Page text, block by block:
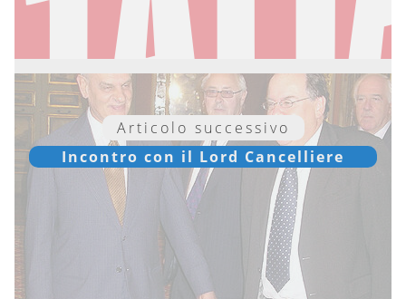
Articolo successivo
Incontro con il Lord Cancelliere